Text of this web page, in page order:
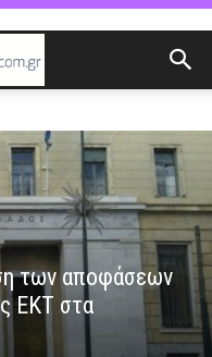
των αποφάσεων
ΕΚΤ στα